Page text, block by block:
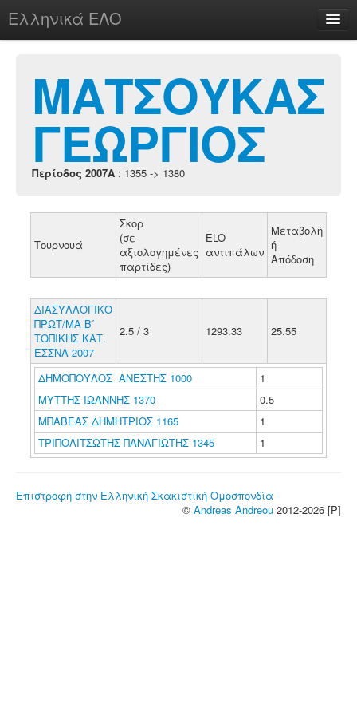
Ελληνικά ΕΛΟ
chesstu.be @ discord
Login
ΜΑΤΣΟΥΚΑΣ
ΓΕΩΡΓΙΟΣ
Περίοδος 2007A : 1355 -> 1380
Τουρνουά
Σκορ
(σε
αξιολογημένες
παρτίδες)
ELO
αντιπάλων
Μεταβολή
ή
Απόδοση
ΔΙΑΣΥΛΛΟΓΙΚΟ
ΠΡΩΤ/ΜΑ Β΄
ΤΟΠΙΚΗΣ ΚΑΤ.
ΕΣΣΝΑ 2007
2.5 / 3 1293.33 25.55
ΔΗΜΟΠΟΥΛΟΣ ΑΝΕΣΤΗΣ 1000
1
ΜΥΤΤΗΣ ΙΩΑΝΝΗΣ 1370
0.5
ΜΠΑΒΕΑΣ ΔΗΜΗΤΡΙΟΣ 1165
1
ΤΡΙΠΟΛΙΤΣΩΤΗΣ ΠΑΝΑΓΙΩΤΗΣ 1345
1
Επιστροφή στην Ελληνική Σκακιστική Ομοσπονδία
© Andreas Andreou 2012-2026 [P]